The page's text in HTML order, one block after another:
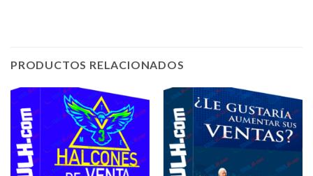
PRODUCTOS RELACIONADOS